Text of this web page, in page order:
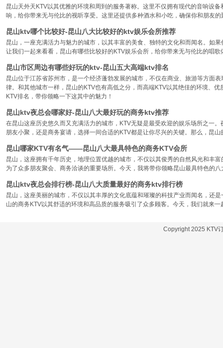
昆山天外天KTV以其优雅的环境和周到的服务著称。这里不仅拥有现代的音响设
响，给你带来无与伦比的视听享受。这里还提供多种酒水和小吃，确保你和朋友的
昆山ktv哪个比较好-昆山八大比较好的ktv娱乐会所推荐
昆山，一座充满活力与魅力的城市，以其丰富的美食、独特的文化和而闻名。如
让我们一起来看看，昆山有哪些比较好的KTV娱乐会所，给你带来无与伦比的唱歌
昆山市区周边有哪些好玩的ktv-昆山五大高端ktv排名
昆山位于江苏省苏州市，是一个经济蓬勃发展的城市，不仅在商业、旅游等方面
律。和其他城市一样，昆山的KTV也有高低之分，而高端KTV以其绝佳的环境、
KTV排名，带你领略一下这其中的魅力！
昆山ktv夜总会哪家好-昆山八大最好玩的商务ktv推荐
在昆山这座历史悠久而又充满活力的城市，KTV无疑是最受欢迎的娱乐场所之一
朋友小聚，还是商务宴请，选择一间合适的KTV都是让你尽兴的关键。那么，昆
昆山哪家KTV有名气——昆山八大最具特色的商务KTV会所
昆山，这座拥有千年历史，地理位置优越的城市，不仅以其俊秀的自然风光和丰
为了众多朋友聚会、商务洽谈的重要场所。今天，我将带你领略昆山最具特色的
昆山ktv夜总会排行榜-昆山八大质量最好的商务ktv排行榜
昆山，这座美丽的城市，不仅以其丰厚的文化底蕴和璀璨的科技产业而闻名，还
山的商务KTV以其舒适的环境和高品质的服务吸引了众多顾客。今天，我们就来
Copyright 2025 KTV